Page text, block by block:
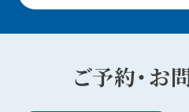
ご予約・お